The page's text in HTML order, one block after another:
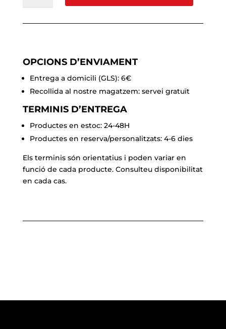
OPCIONS D’ENVIAMENT
Entrega a domicili (GLS): 6€
Recollida al nostre magatzem: servei gratuït
TERMINIS D’ENTREGA
Productes en estoc: 24-48H
Productes en reserva/personalitzats: 4-6 dies
Els terminis són orientatius i poden variar en
funció de cada producte. Consulteu disponibilitat
en cada cas.